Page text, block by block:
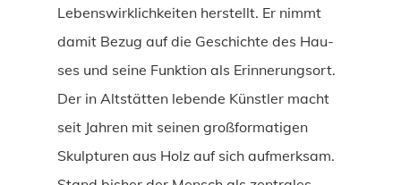
Lebenswirklichkeiten herstellt. Er nimmt
damit Bezug auf die Geschichte des Hau-
ses und seine Funktion als Erinnerungsort.
Der in Altstätten lebende Künstler macht
seit Jahren mit seinen großformatigen
Skulpturen aus Holz auf sich aufmerksam.